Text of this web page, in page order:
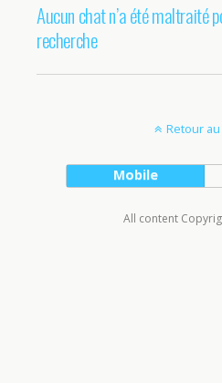
Aucun chat n’a été maltraité
recherche
Retour
Mobile
All content